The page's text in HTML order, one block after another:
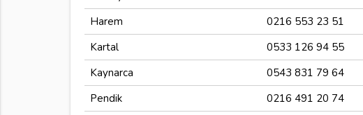
Harem
0216 553 23 51
Kartal
0533 126 94 55
Kaynarca
0543 831 79 64
Pendik
0216 491 20 74